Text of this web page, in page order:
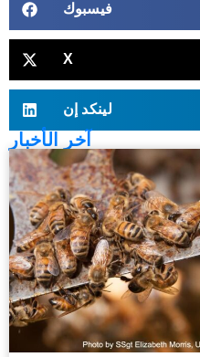
فيسبوك
X
لينكد إن
آخر الأخبار